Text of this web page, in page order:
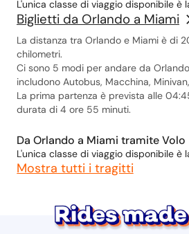
L'unica classe di viaggio disponibile è
Biglietti da Orlando a Miami
La distanza tra Orlando e Miami è di
chilometri.
Ci sono 5 modi per andare da
includono Autobus, Macchina,
La prima partenza è prevista alle
durata di 4 ore 55 minuti.
Da Orlando a Miami tramite Volo
L'unica classe di viaggio disponibile è
Mostra tutti i tragitti